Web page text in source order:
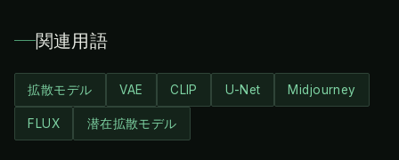
関連用語
拡散モデル VAE CLIP U-Net Midjourney
FLUX 潜在拡散モデル